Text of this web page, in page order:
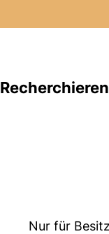
Recherchieren
Nur für